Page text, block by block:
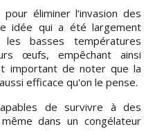
éliminer l’invasion des
idée qui a été largement
basses températures
œufs, empêchant ainsi
important de noter que la
efficace qu'on le pense.
de survivre à des
dans un congélateur